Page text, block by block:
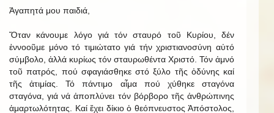
Ἀγαπητά μου παιδιά,
Ὅταν κάνουμε λόγο γιά τόν σταυρό τοῦ Κυρίου, δέν
ἐννοοῦμε μόνο τό τιμιώτατο γιά τήν χριστιανοσύνη αὐτό
σύμβολο, ἀλλά κυρίως τόν σταυρωθέντα Χριστό. Τόν ἀμνό
τοῦ πατρός, πού σφαγιάσθηκε στό ξύλο τῆς ὀδύνης καί
τῆς ἀτιμίας. Τό πάντιμο αἷμα πού χύθηκε σταγόνα
σταγόνα, γιά νά ἀποπλύνει τόν βόρβορο τῆς ἀνθρώπινης
ἁμαρτωλότητας. Καί ἔχει δίκιο ὁ θεόπνευστος Ἀπόστολος,